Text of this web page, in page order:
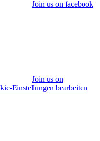
Join us on facebook
Join us on
Einstellungen bearbeiten